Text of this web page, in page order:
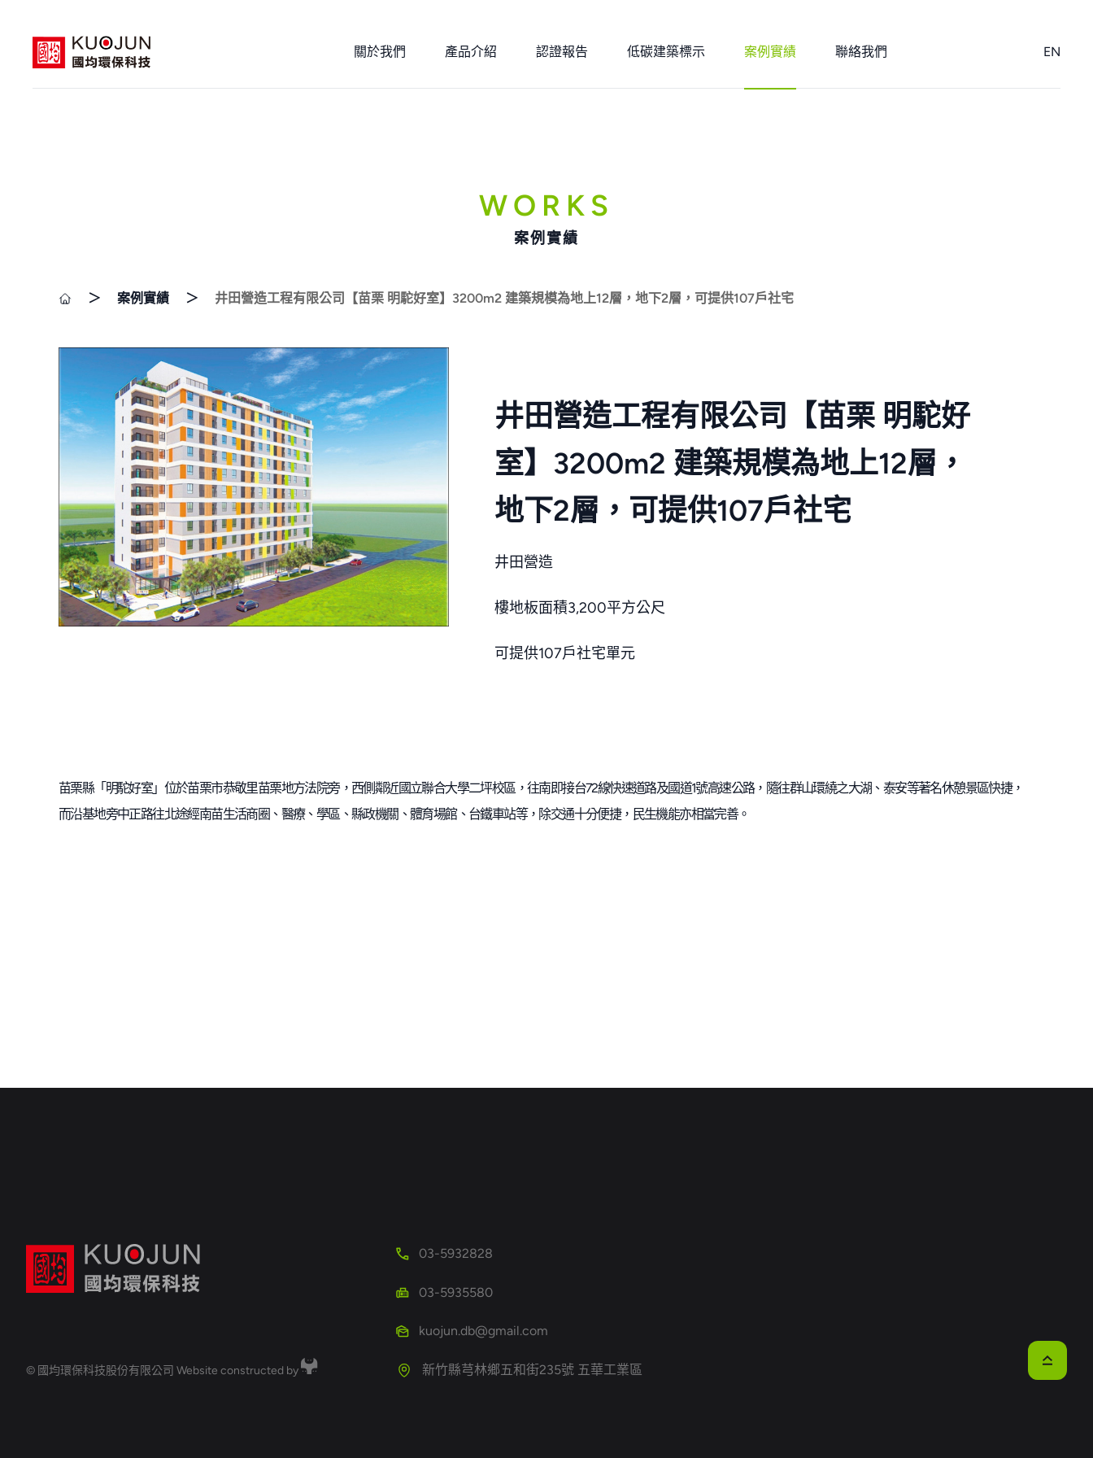
關於我們 產品介紹 認證報告 低碳建築標示 案例實績 聯絡我們 EN
WORKS
案例實績
＞ 案例實績 ＞ 井田營造工程有限公司【苗栗 明駝好室】3200m2 建築規模為地上12層，地下2層，可提供107戶社宅
井田營造工程有限公司【苗栗 明駝好
室】3200m2 建築規模為地上12層，
地下2層，可提供107戶社宅
井田營造
樓地板面積3,200平方公尺
可提供107戶社宅單元
苗栗縣「明駝好室」位於苗栗市恭敬里苗栗地方法院旁，西側鄰近國立聯合大學二坪校區，往南即接台72線快速道路及國道1號高速公路，隨往群山環繞之大湖、泰安等著名休憩景區快捷，
而沿基地旁中正路往北途經南苗生活商圈、醫療、學區、縣政機關、體育場館、台鐵車站等，除交通十分便捷，民生機能亦相當完善。
© 國均環保科技股份有限公司 Website constructed by
03-5932828
03-5935580
kuojun.db@gmail.com
新竹縣芎林鄉五和街235號 五華工業區